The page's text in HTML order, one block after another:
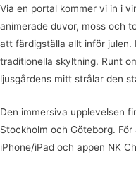
Via en portal kommer vi in i
animerade duvor, möss och
att färdigställa allt inför julen.
traditionella skyltning. Runt
ljusgårdens mitt strålar den
Den immersiva upplevelsen
Stockholm och Göteborg.
iPhone/iPad och appen NK